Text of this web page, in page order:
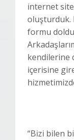
internet
oluşturduk.
formu
kendilerine
içerisine
“Bizi bilen